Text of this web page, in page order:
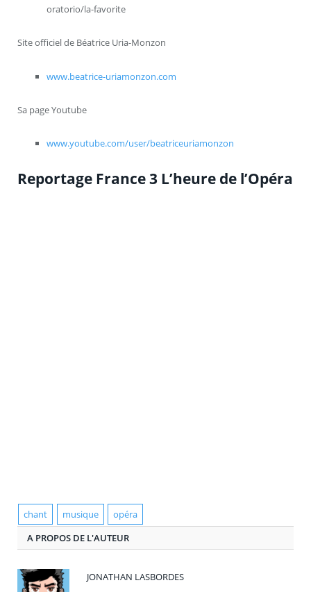
oratorio/la-favorite
Site officiel de Béatrice Uria-Monzon
www.beatrice-uriamonzon.com
Sa page Youtube
www.youtube.com/user/beatriceuriamonzon
Reportage France 3 L’heure de l’Opéra
chant musique
opéra
A PROPOS DE L'AUTEUR
JONATHAN LASBORDES